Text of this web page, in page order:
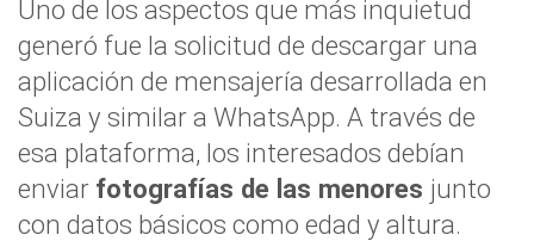
Uno de los aspectos que más inquietud
generó fue la solicitud de descargar una
aplicación de mensajería desarrollada en
Suiza y similar a WhatsApp. A través de
esa plataforma, los interesados debían
enviar fotografías de las menores junto
con datos básicos como edad y altura.